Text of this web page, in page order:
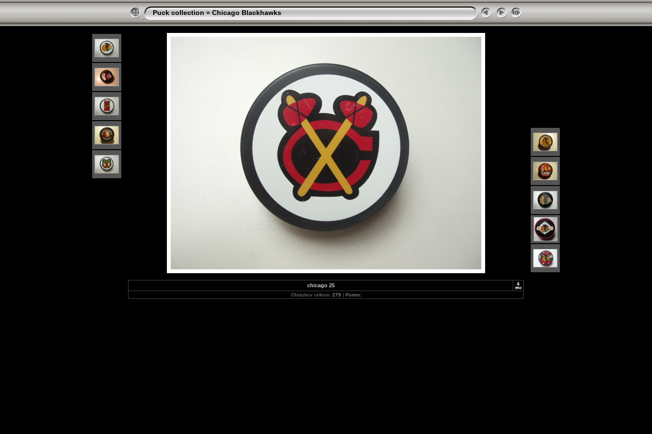
Puck collection » Chicago Blackhawks
chicago 25
Obrázkov celkom: 279 | Pomoc